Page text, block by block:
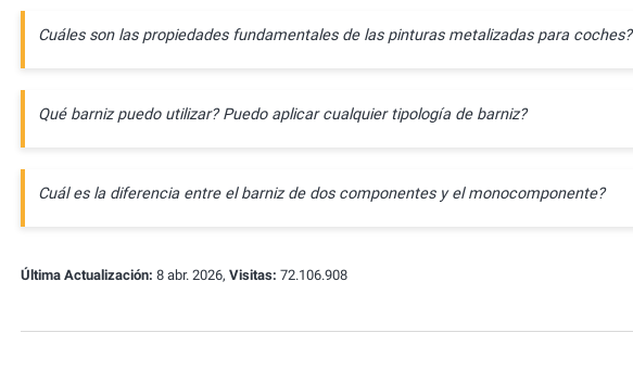
Cuáles son las propiedades fundamentales de las pinturas metalizadas para coches?
Qué barniz puedo utilizar? Puedo aplicar cualquier tipología de barniz?
Cuál es la diferencia entre el barniz de dos componentes y el monocomponente?
Última Actualización: 8 abr. 2026, Visitas: 72.106.908